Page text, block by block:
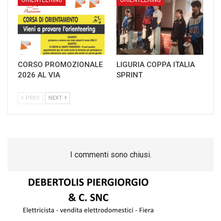
CORSO PROMOZIONALE
2026 AL VIA
LIGURIA COPPA ITALIA
SPRINT
PREV NEXT
I commenti sono chiusi.